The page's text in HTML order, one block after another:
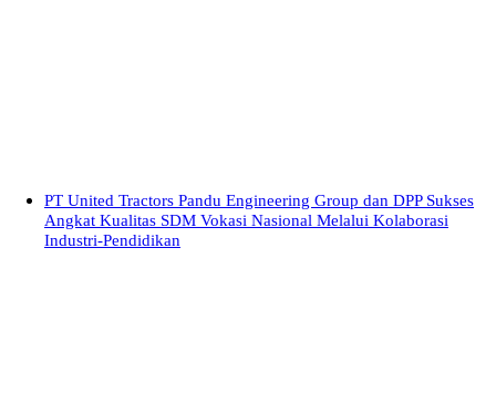
PT United Tractors Pandu Engineering Group dan DPP Sukses
Angkat Kualitas SDM Vokasi Nasional Melalui Kolaborasi
Industri-Pendidikan